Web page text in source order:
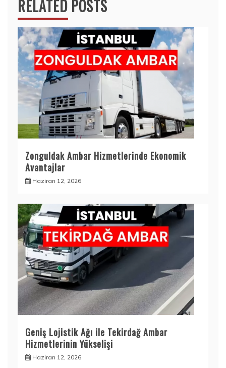
RELATED POSTS
Zonguldak Ambar Hizmetlerinde Ekonomik
Avantajlar
Haziran 12, 2026
Geniş Lojistik Ağı ile Tekirdağ Ambar
Hizmetlerinin Yükselişi
Haziran 12, 2026